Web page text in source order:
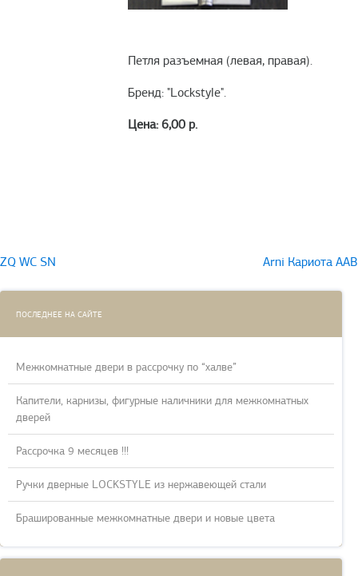
Петля разъемная (левая, правая).
Бренд: "Lockstyle".
Цена: 6,00 р.
Навигация
по
записям
ZQ WC SN Arni Кариота AAB
ПОСЛЕДНЕЕ НА САЙТЕ
Межкомнатные двери в рассрочку по “халве”
Капители, карнизы, фигурные наличники для межкомнатных
дверей
Рассрочка 9 месяцев !!!
Ручки дверные LOCKSTYLE из нержавеющей стали
Брашированные межкомнатные двери и новые цвета